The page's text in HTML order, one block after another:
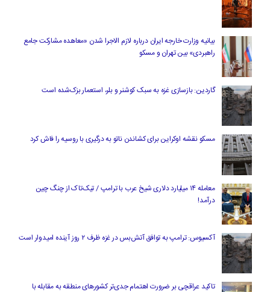
بیانیه وزارت خارجه ایران درباره لازم‌ الاجرا شدن «معاهده مشارکت جامع
راهبردی» بین تهران و مسکو
گاردین: بازسازی غزه به سبک کوشنر و بلر، استعمار بزک‌شده است
مسکو نقشه اوکراین برای کشاندن ناتو به درگیری با روسیه را فاش کرد
معامله ۱۴ میلیارد دلاری شیخ عرب با ترامپ / تیک‌تاک از چنگ چین
درآمد!
آکسیوس: ترامپ به توافق آتش‌بس در غزه ظرف ۲ روز آینده امیدوار است
تاکید عراقچی بر ضرورت اهتمام جدی‌تر کشورهای منطقه به مقابله با